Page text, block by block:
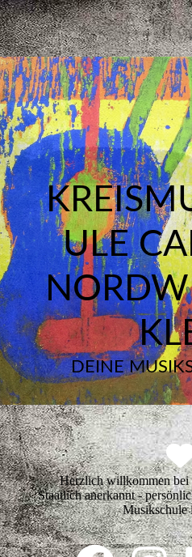
ULE
DEINE
Herzlich willkommen bei
Staatlich anerkannt -